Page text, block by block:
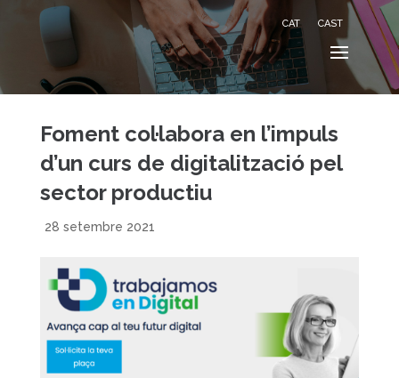
CAT CAST
Foment col·labora en l’impuls
d’un curs de digitalització pel
sector productiu
28 setembre 2021